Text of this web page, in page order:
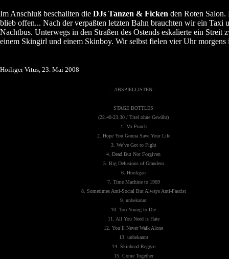
Im Anschluß beschallten die DJs Tanzen & Ficken den Roten Salon.
blieb offen... Nach der verpaßten letzten Bahn brauchten wir ein Taxi
Nachtbus. Unterwegs in den Straßen des Ostends eskalierte ein Streit
einem Skingirl und einem Skinboy. Wir selbst fielen vier Uhr morgens
Hoiliger Vitus, 23. Mai 2008
.:: ABSPIELLISTEN ::.
STAGE BOTTLES
(22.40-23.30 / Titel ohne Gewähr)
1. Mr Punch
2. Hope You Gonna Save Your Life
3. We´ve Got to Fight
4. Dead But Not Forgiven
5. Big Delusions of Grandeur
6. Hooligan
7. Time Machine to 1969
8. Sometimes Anti-Social But Always Anti-Fascist
9. unbekannt
10. Too Young to Die
11. All You Need is Hate
12. You´ll Never Walk Alone
13. unbekannt
14. Skinhead Reggae
15. Come Together